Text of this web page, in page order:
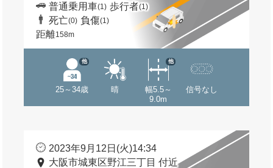
普通乗用車(1) 歩行者(1)
死亡(0) 負傷(1)
距離158m
25～34歳
他
晴
幅5.5～
9.0m
他
信号なし
2023年9月12日(火)14:34
大阪市城東区野江三丁目 付近